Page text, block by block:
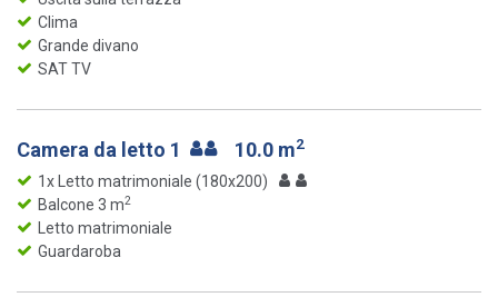
Clima
Grande divano
SAT TV
Camera da letto 1 10.0 m2
1x Letto matrimoniale (180x200)
Balcone 3 m2
Letto matrimoniale
Guardaroba